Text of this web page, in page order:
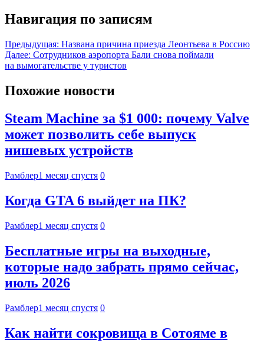
Навигация по записям
Предыдущая: Названа причина приезда Леонтьева в Россию
Далее: Сотрудников аэропорта Бали снова поймали
на вымогательстве у туристов
Похожие новости
Steam Machine за $1 000: почему Valve
может позволить себе выпуск
нишевых устройств
Рамблер1 месяц спустя 0
Когда GTA 6 выйдет на ПК?
Рамблер1 месяц спустя 0
Бесплатные игры на выходные,
которые надо забрать прямо сейчас,
июль 2026
Рамблер1 месяц спустя 0
Как найти сокровища в Сотояме в